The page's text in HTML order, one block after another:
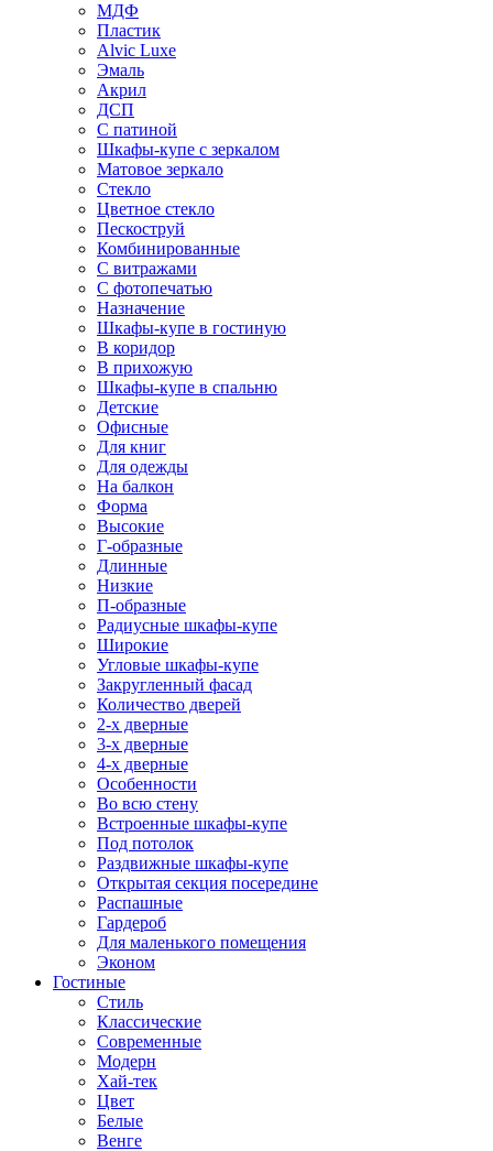
МДФ
Пластик
Alvic Luxe
Эмаль
Акрил
ДСП
С патиной
Шкафы-купе с зеркалом
Матовое зеркало
Стекло
Цветное стекло
Пескоструй
Комбинированные
С витражами
С фотопечатью
Назначение
Шкафы-купе в гостиную
В коридор
В прихожую
Шкафы-купе в спальню
Детские
Офисные
Для книг
Для одежды
На балкон
Форма
Высокие
Г-образные
Длинные
Низкие
П-образные
Радиусные шкафы-купе
Широкие
Угловые шкафы-купе
Закругленный фасад
Количество дверей
2-х дверные
3-х дверные
4-х дверные
Особенности
Во всю стену
Встроенные шкафы-купе
Под потолок
Раздвижные шкафы-купе
Открытая секция посередине
Распашные
Гардероб
Для маленького помещения
Эконом
Гостиные
Стиль
Классические
Современные
Модерн
Хай-тек
Цвет
Белые
Венге